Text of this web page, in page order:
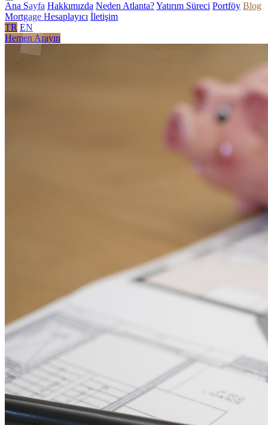
Ana Sayfa Hakkımızda Neden Atlanta?Yatırım Süreci Portföy Blog
Mortgage Hesaplayıcı İletişim
TR EN
Hemen Arayın